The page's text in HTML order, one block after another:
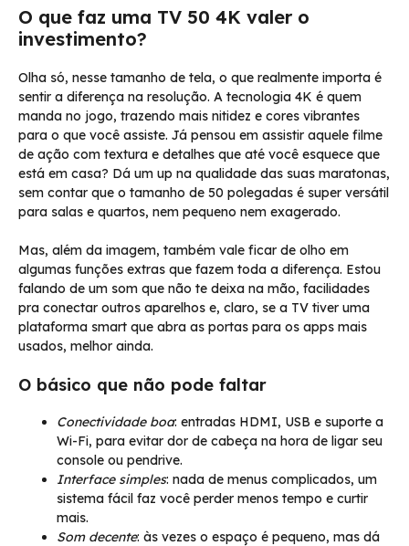
O que faz uma TV 50 4K valer o
investimento?
Olha só, nesse tamanho de tela, o que realmente importa é
sentir a diferença na resolução. A tecnologia 4K é quem
manda no jogo, trazendo mais nitidez e cores vibrantes
para o que você assiste. Já pensou em assistir aquele filme
de ação com textura e detalhes que até você esquece que
está em casa? Dá um up na qualidade das suas maratonas,
sem contar que o tamanho de 50 polegadas é super versátil
para salas e quartos, nem pequeno nem exagerado.
Mas, além da imagem, também vale ficar de olho em
algumas funções extras que fazem toda a diferença. Estou
falando de um som que não te deixa na mão, facilidades
pra conectar outros aparelhos e, claro, se a TV tiver uma
plataforma smart que abra as portas para os apps mais
usados, melhor ainda.
O básico que não pode faltar
Conectividade boa: entradas HDMI, USB e suporte a
Wi-Fi, para evitar dor de cabeça na hora de ligar seu
console ou pendrive.
Interface simples: nada de menus complicados, um
sistema fácil faz você perder menos tempo e curtir
mais.
Som decente: às vezes o espaço é pequeno, mas dá